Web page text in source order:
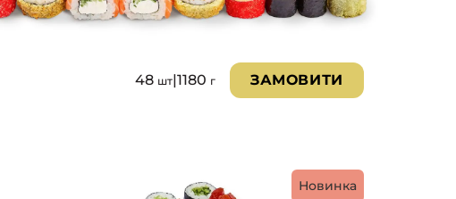
48 шт|1180 г ЗАМОВИТИ
Новинка